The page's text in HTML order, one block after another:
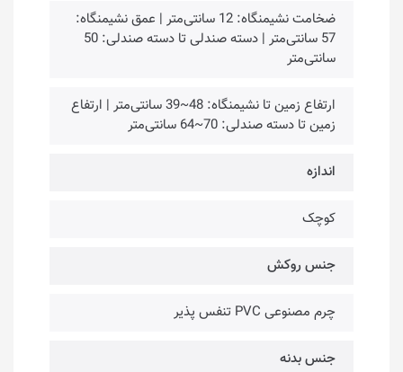
ضخامت نشیمنگاه: 12 سانتی‌متر | عمق نشیمنگاه:
57 سانتی‌متر | دسته صندلی تا دسته صندلی: 50
سانتی‌متر
ارتفاع زمین تا نشیمنگاه: 48~39 سانتی‌متر | ارتفاع
زمین تا دسته صندلی: 70~64 سانتی‌متر
اندازه
کوچک
جنس روکش
چرم مصنوعی PVC تنفس پذیر
جنس بدنه